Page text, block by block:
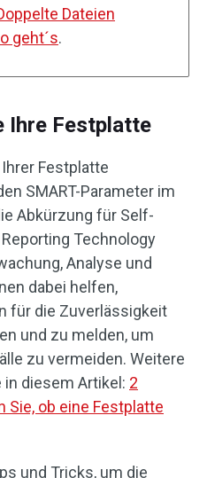
Dateien
geht´s.
Ihre Festplatte
Festplatte
SMART-Parameter im
Abkürzung für Self-
Technology
Analyse und
dabei helfen,
für die Zuverlässigkeit
und zu melden, um
zu vermeiden. Weitere
diesem Artikel: 2
Sie, ob eine Festplatte
und Tricks, um die